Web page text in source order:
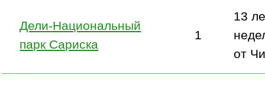
Дели-Национальный
парк Сариска
1
13
от